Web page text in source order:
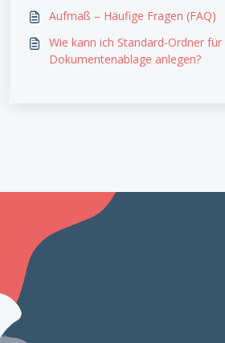
Aufmaß – Häufige Fragen (FAQ)
Wie kann ich Standard-Ordner
Dokumentenablage anlegen?